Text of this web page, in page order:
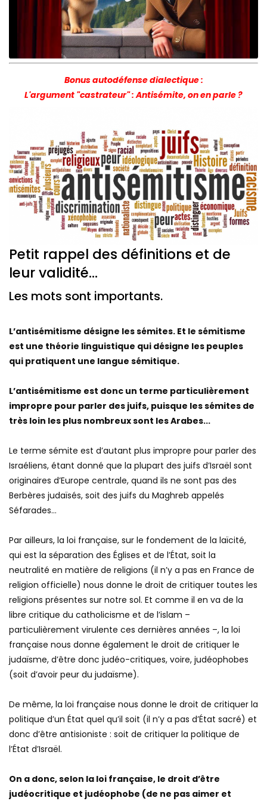
Bonus autodéfense dialectique :
L'argument "castrateur" :Antisémite, on en parle ?
Petit rappel des définitions et de
leur validité...
Les mots sont importants.
L’antisémitisme désigne les sémites. Et le sémitisme
est une théorie linguistique qui désigne les peuples
qui pratiquent une langue sémitique.
L’antisémitisme est donc un terme particulièrement
impropre pour parler des juifs, puisque les sémites de
très loin les plus nombreux sont les Arabes...
Le terme sémite est d’autant plus impropre pour parler des
Israéliens, étant donné que la plupart des juifs d’Israël sont
originaires d’Europe centrale, quand ils ne sont pas des
Berbères judaïsés, soit des juifs du Maghreb appelés
Séfarades…
Par ailleurs, la loi française, sur le fondement de la laïcité,
qui est la séparation des Églises et de l’État, soit la
neutralité en matière de religions (il n’y a pas en France de
religion officielle) nous donne le droit de critiquer toutes les
religions présentes sur notre sol. Et comme il en va de la
libre critique du catholicisme et de l’islam –
particulièrement virulente ces dernières années –, la loi
française nous donne également le droit de critiquer le
judaïsme, d’être donc judéo-critiques, voire, judéophobes
(soit d’avoir peur du judaïsme).
De même, la loi française nous donne le droit de critiquer la
politique d’un État quel qu’il soit (il n’y a pas d’État sacré) et
donc d’être antisioniste : soit de critiquer la politique de
l’État d’Israël.
On a donc, selon la loi française, le droit d’être
judéocritique et judéophobe (de ne pas aimer et